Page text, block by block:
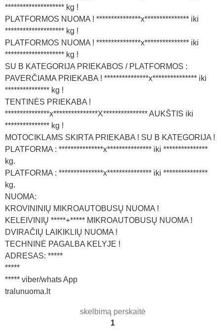
******************** kg !
PLATFORMOS NUOMA ! ***************x*************** iki
******************** kg !
PLATFORMOS NUOMA ! ***************x*************** iki
******************** kg !
SU B KATEGORIJA PRIEKABOS / PLATFORMOS :
PAVERČIAMA PRIEKABA ! ***************x*************** iki
*************** kg !
TENTINĖS PRIEKABA !
***************x***************X*************** AUKŠTIS iki
*************** kg !
MOTOCIKLAMS SKIRTA PRIEKABA ! SU B KATEGORIJA !
PLATFORMA : ***************x*************** iki ***************
kg.
PLATFORMA : ***************x*************** iki ***************
kg.
NUOMA:
KROVININIŲ MIKROAUTOBUSŲ NUOMA !
KELEIVINIŲ *****+***** MIKROAUTOBUSŲ NUOMA !
DVIRAČIŲ LAIKIKLIŲ NUOMA !
TECHNINĖ PAGALBA KELYJE !
ADRESAS: *****
*****
***** viber/whats App
tralunuoma.lt
skelbimą perskaitė
1